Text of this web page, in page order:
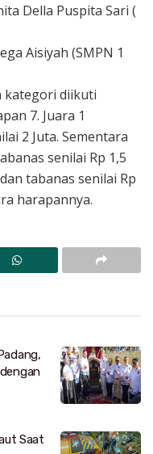
Della Puspita Sari (
Aisiyah (SMPN 1
kategori diikuti
7. Juara 1
2 Juta. Sementara
senilai Rp 1,5
tabanas senilai Rp
harapannya.
Saat